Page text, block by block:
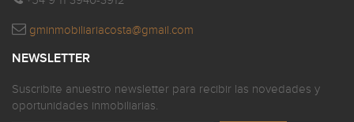
gminmobiliariacosta@gmail.com
NEWSLETTER
Suscribite anuestro newsletter para recibir las novedades y
oportunidades inmobiliarias.